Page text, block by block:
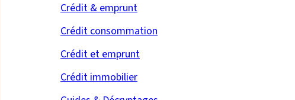
Crédit & emprunt
Crédit consommation
Crédit et emprunt
Crédit immobilier